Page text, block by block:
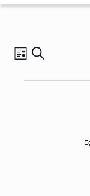
Events
S
ق
ا